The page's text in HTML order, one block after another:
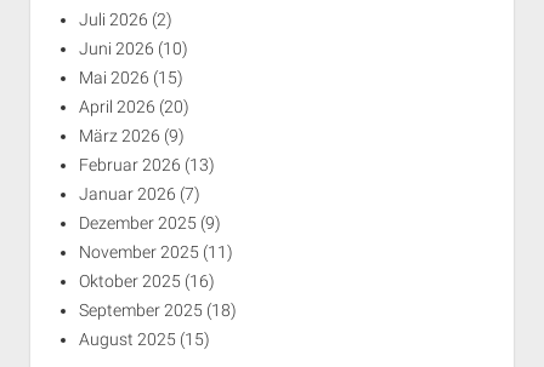
Juli 2026 (2)
Juni 2026 (10)
Mai 2026 (15)
April 2026 (20)
März 2026 (9)
Februar 2026 (13)
Januar 2026 (7)
Dezember 2025 (9)
November 2025 (11)
Oktober 2025 (16)
September 2025 (18)
August 2025 (15)